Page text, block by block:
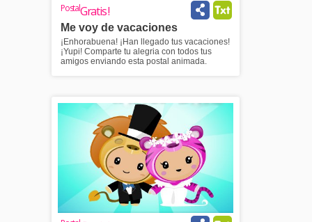
PostalGratis !
Me voy de vacaciones
¡Enhorabuena! ¡Han llegado tus vacaciones!
¡Yupi! Comparte tu alegria con todos tus
amigos enviando esta postal animada.